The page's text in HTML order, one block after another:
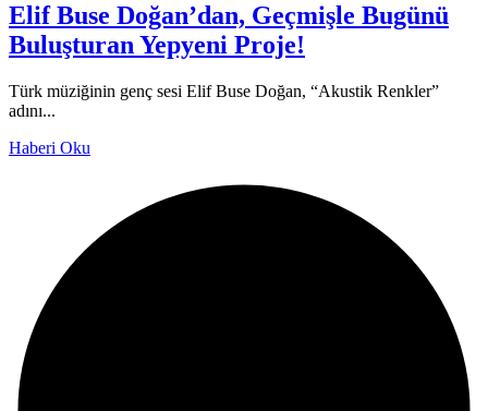
Elif Buse Doğan’dan, Geçmişle Bugünü
Buluşturan Yepyeni Proje!
Türk müziğinin genç sesi Elif Buse Doğan, “Akustik Renkler”
adını...
Haberi Oku